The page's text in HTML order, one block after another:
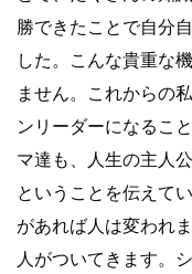
勝できたことで自分
した。こんな貴重な
ません。これからの
ンリーダーになるこ
マ達も、人生の主人
ということを伝えて
があれば人は変われ
人がついてきます。